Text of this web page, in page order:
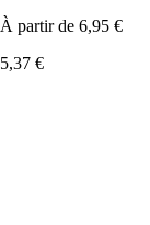
À partir de 6,95 €
5,37 €